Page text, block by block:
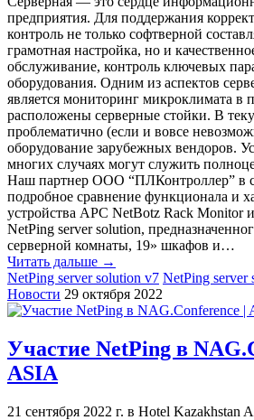
предприятия. Для поддержания
контроль не только софтверной
грамотная настройка, но и
обслуживание, контроль ключевых
оборудования. Одним из аспектов
является мониторинг микроклимата в
расположены серверные стойки. В
проблематично (если и вовсе
оборудование зарубежных вендоров.
многих случаях могут служить
Наш партнер ООО “ПЛКонтроллер” в
подробное сравнение функционала и
устройства APC NetBotz Rack Monitor
NetPing server solution,
серверной комнаты, 19» шкафов и…
Читать дальше →
NetPing server solution v7 NetPing
Новости 29 октября 2022
Участие NetPing в
ASIA
21 сентября 2022 г. в Hotel Kazakhstan